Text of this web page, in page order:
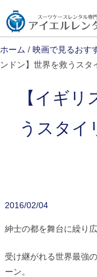
to
content
ホーム / 映画で見るおす
ンドン】世界を救うスタ
【イギ
うスタイ
2016/02/04
紳士の都を舞台に繰り
受け継がれる世界最強
ーン。